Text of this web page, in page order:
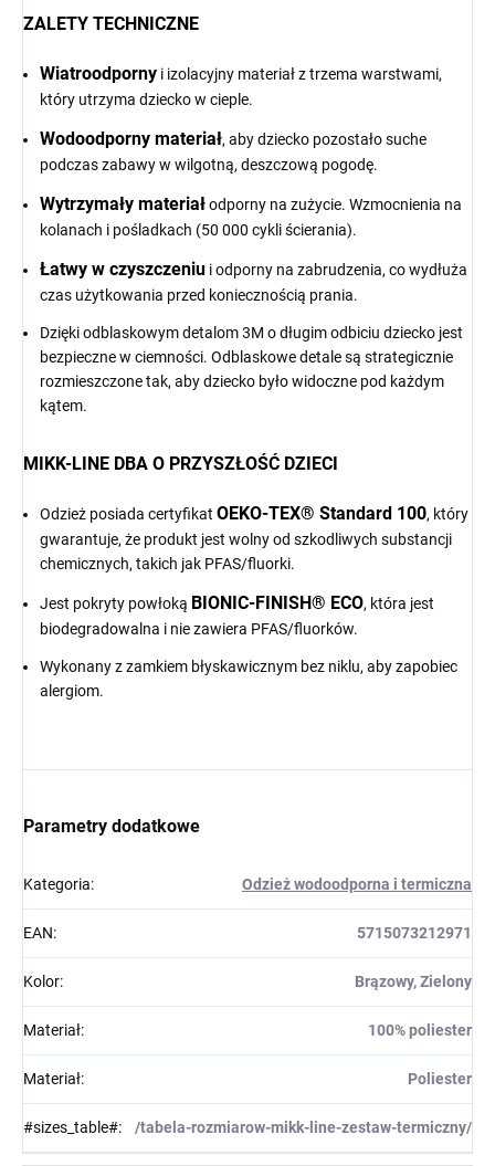
ZALETY TECHNICZNE
Wiatroodporny i izolacyjny materiał z trzema warstwami,
który utrzyma dziecko w cieple.
Wodoodporny materiał, aby dziecko pozostało suche
podczas zabawy w wilgotną, deszczową pogodę.
Wytrzymały materiałodporny na zużycie. Wzmocnienia na
kolanach i pośladkach (50 000 cykli ścierania).
Łatwy w czyszczeniu i odporny na zabrudzenia, co wydłuża
czas użytkowania przed koniecznością prania.
Dzięki odblaskowym detalom 3M o długim odbiciu dziecko jest
bezpieczne w ciemności. Odblaskowe detale są strategicznie
rozmieszczone tak, aby dziecko było widoczne pod każdym
kątem.
MIKK-LINE DBA O PRZYSZŁOŚĆ DZIECI
Odzież posiada certyfikat OEKO-TEX® Standard 100, który
gwarantuje, że produkt jest wolny od szkodliwych substancji
chemicznych, takich jak PFAS/fluorki.
Jest pokryty powłoką BIONIC-FINISH® ECO, która jest
biodegradowalna i nie zawiera PFAS/fluorków.
Wykonany z zamkiem błyskawicznym bez niklu, aby zapobiec
alergiom.
Parametry dodatkowe
Kategoria: Odzież wodoodporna i termiczna
EAN: 5715073212971
Kolor: Brązowy, Zielony
Materiał: 100% poliester
Materiał: Poliester
#sizes_table#: /tabela-rozmiarow-mikk-line-zestaw-termiczny/